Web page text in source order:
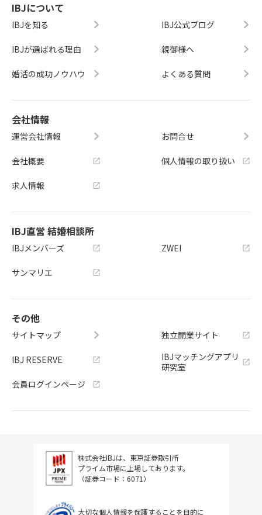
IBJについて
IBJを知る
IBJが選ばれる理由
婚活の成功ノウハウ
IBJ公式ブログ
親御様へ
よくある質問
会社情報
運営会社情報
会社概要
求人情報
お問合せ
個人情報の取り扱い
IBJ直営 結婚相談所
IBJメンバーズ
サンマリエ
ZWEI
その他
サイトマップ
IBJ RESERVE
会員ログインページ
独立開業サイト
IBJマッチングアプリ
研究室
株式会社IBJは、東京証券取引所
プライム市場に上場しております。
（証券コード：6071）
大切な個人情報を保護することを目的に